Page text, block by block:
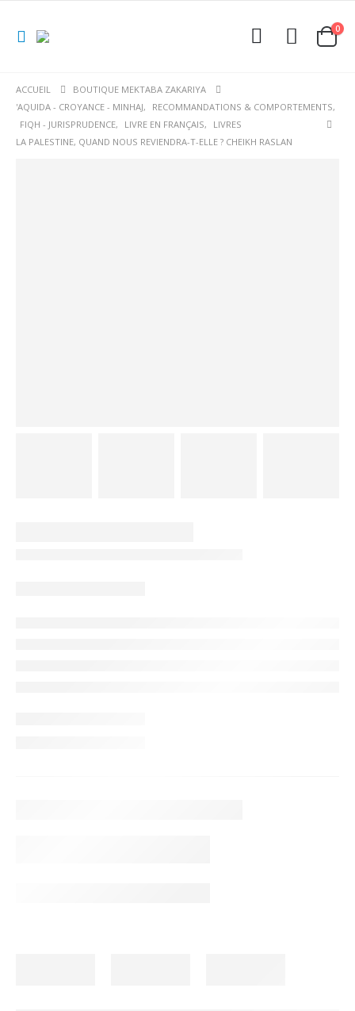
0
ACCUEIL
BOUTIQUE MEKTABA ZAKARIYA
'AQUIDA - CROYANCE - MINHAJ, RECOMMANDATIONS & COMPORTEMENTS,
FIQH - JURISPRUDENCE, LIVRE EN FRANÇAIS,
LIVRES
LA PALESTINE, QUAND NOUS REVIENDRA-T-ELLE ? CHEIKH RASLAN